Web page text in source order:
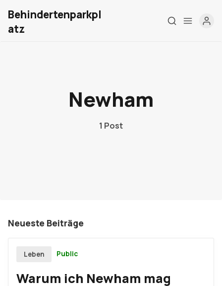
Meine Firma
London Barrierefrei
Behindertenparkpl
atz
Newham
1 Post
Neueste Beiträge
Leben Public
Warum ich Newham mag